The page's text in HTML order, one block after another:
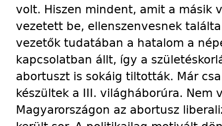
volt. Hiszen mindent, amit a másik
vezetett be, ellenszenvesnek
vezetők tudatában a hatalom a
kapcsolatban állt, így a
abortuszt is sokáig tiltották. Már
készültek a III. világháborúra. Nem
Magyarországon az abortusz